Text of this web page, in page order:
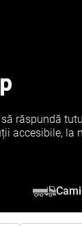
răspundă
accesibile, la